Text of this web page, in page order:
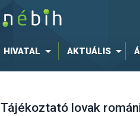
HIVATAL AKTUÁLIS
Tájékoztató lovak